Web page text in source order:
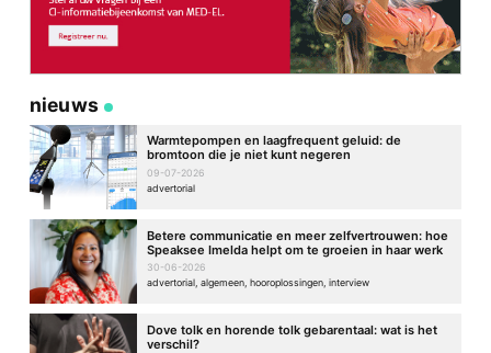
nieuws
Warmtepompen en laagfrequent geluid: de
bromtoon die je niet kunt negeren
09-07-2026
advertorial
Betere communicatie en meer zelfvertrouwen: hoe
Speaksee Imelda helpt om te groeien in haar werk
30-06-2026
advertorial, algemeen, hooroplossingen, interview
Dove tolk en horende tolk gebarentaal: wat is het
verschil?